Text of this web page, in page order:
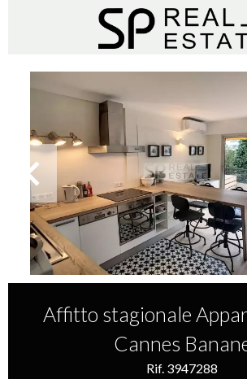
Affitto stagionale
Cannes
Rif. 3947288